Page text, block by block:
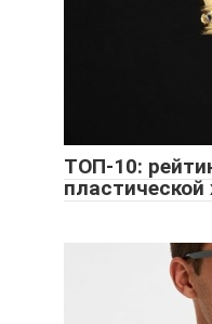
ТОП-10:
пластической